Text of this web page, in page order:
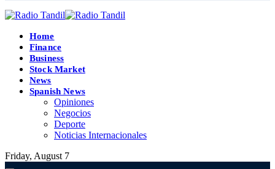
Home
Finance
Business
Stock Market
News
Spanish News
Opiniones
Negocios
Deporte
Noticias Internacionales
Friday, August 7